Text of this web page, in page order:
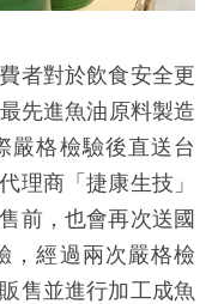
者對於飲食安全更
先進魚油原料製造
嚴格檢驗後直送台
理商「捷康生技」
前，也會再次送國
，經過兩次嚴格檢
售並進行加工成魚